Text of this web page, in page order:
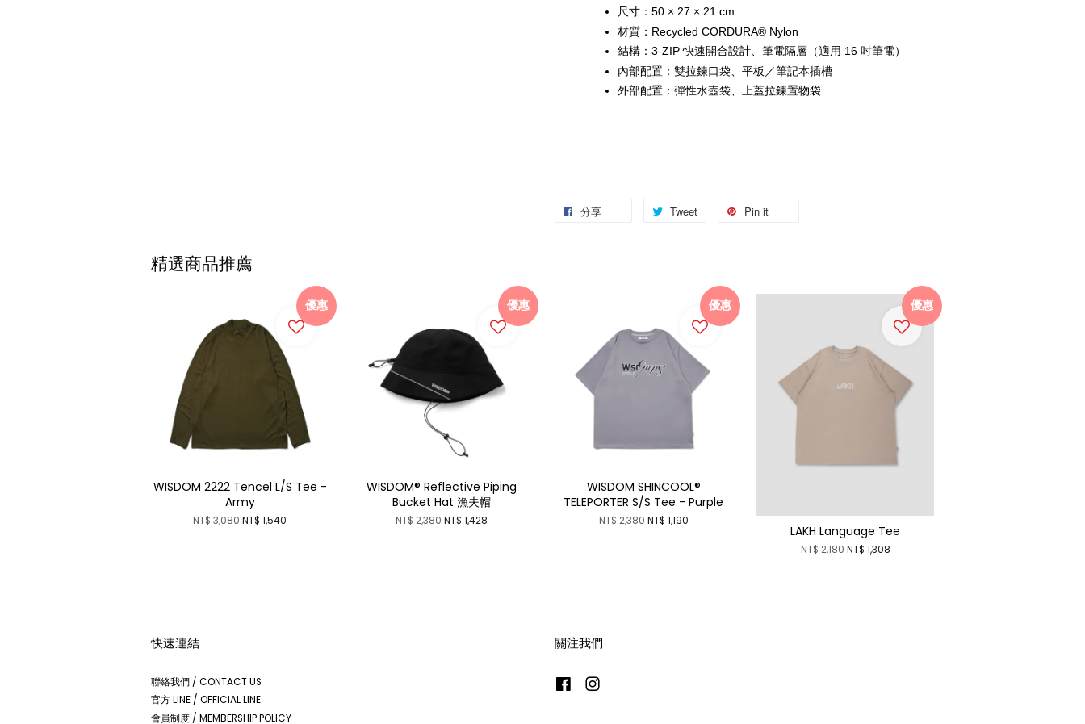
尺寸：50 × 27 × 21 cm
材質：Recycled CORDURA® Nylon
結構：3-ZIP 快速開合設計、筆電隔層（適用 16 吋筆電）
內部配置：雙拉鍊口袋、平板／筆記本插槽
外部配置：彈性水壺袋、上蓋拉鍊置物袋
分享 Tweet Pin it
精選商品推薦
優惠
WISDOM 2222 Tencel L/S Tee -
Army
NT$ 3,080NT$ 1,540
優惠
WISDOM® Reflective Piping
Bucket Hat 漁夫帽
NT$ 2,380NT$ 1,428
優惠
WISDOM SHINCOOL®
TELEPORTER S/S Tee - Purple
NT$ 2,380NT$ 1,190
優惠
LAKH Language Tee
NT$ 2,180NT$ 1,308
快速連結
聯絡我們 / CONTACT US
官方 LINE / OFFICIAL LINE
會員制度 / MEMBERSHIP POLICY
關注我們
Facebook